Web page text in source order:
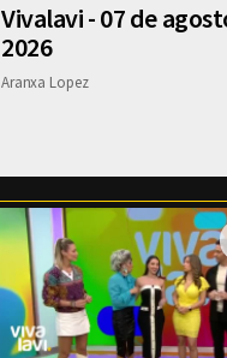
Vivalavi - 07 de
2026
Aranxa Lopez